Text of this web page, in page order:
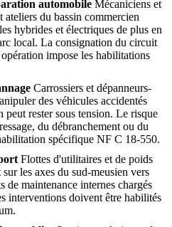
automobile Mécaniciens et
ateliers du bassin commercien
hybrides et électriques de plus en
local. La consignation du circuit
impose les habilitations
Carrossiers et dépanneurs-
des véhicules accidentés
peut rester sous tension. Le risque
du débranchement ou du
spécifique NF C 18-550.
Flottes d'utilitaires et de poids
les axes du sud-meusien vers
de maintenance internes chargés
interventions doivent être habilités